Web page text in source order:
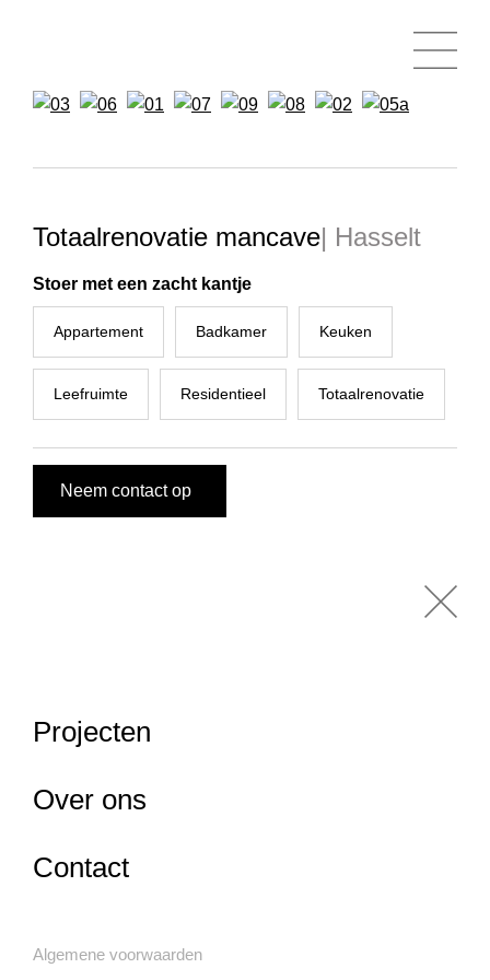
Totaalrenovatie mancave| Hasselt
Stoer met een zacht kantje
Appartement Badkamer Keuken
Leefruimte Residentieel Totaalrenovatie
Neem contact op
Projecten
Over ons
Contact
Algemene voorwaarden